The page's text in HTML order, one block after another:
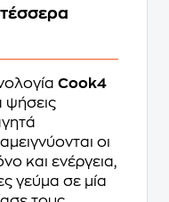
Cook4
ψήσεις
οι
και ενέργεια,
γεύμα σε μία